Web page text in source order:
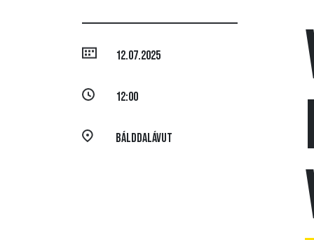
12.07.2025
12:00
Bálddalávut